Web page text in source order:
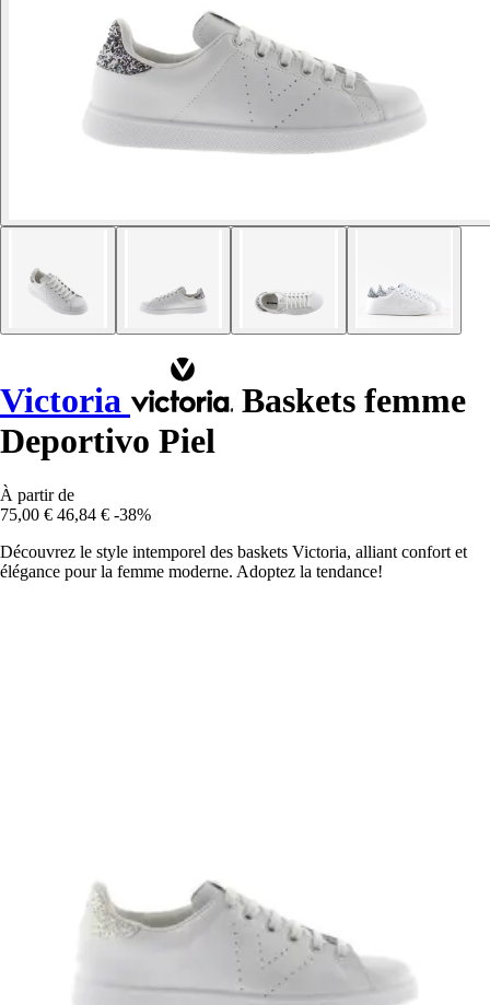
Victoria
Baskets femme
Deportivo Piel
À partir de
75,00 € 46,84 € -38%
Découvrez le style intemporel des baskets Victoria, alliant confort et
élégance pour la femme moderne. Adoptez la tendance!